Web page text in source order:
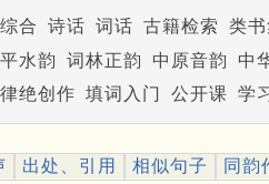
综合 诗话 词话 古籍检索 类
平水韵 词林正韵 中原音韵 中
律绝创作 填词入门 公开课 学
出处、引用 相似句子 同韵